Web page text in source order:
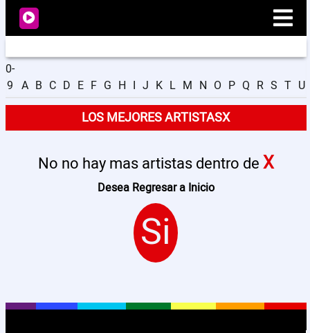
Radio
Videos
Programación
Nosotros
0-
9 A B C D E F G H I J K L M N O P Q R S T U
LOS MEJORES ARTISTASX
No no hay mas artistas dentro deX
Desea Regresar a Inicio
Si